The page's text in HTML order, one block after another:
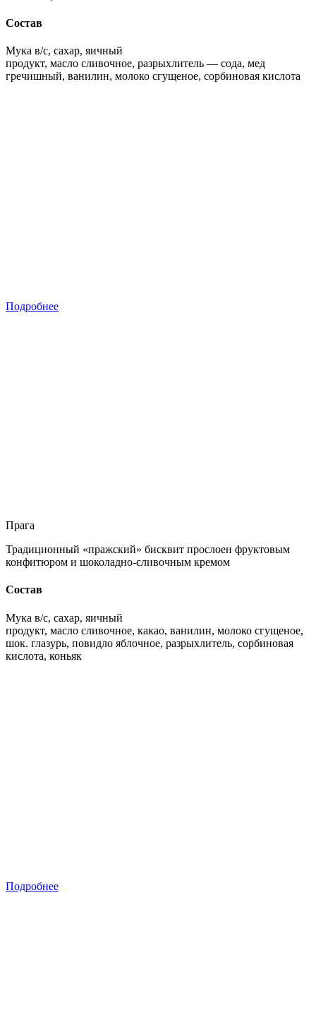
Состав
Мука в/с, сахар, яичный
продукт, масло сливочное, разрыхлитель — сода, мед
гречишный, ванилин, молоко сгущеное, сорбиновая кислота
Подробнее
Прага
Традиционный «пражский» бисквит прослоен фруктовым
конфитюром и шоколадно-сливочным кремом
Состав
Мука в/с, сахар, яичный
продукт, масло сливочное, какао, ванилин, молоко сгущеное,
шок. глазурь, повидло яблочное, разрыхлитель, сорбиновая
кислота, коньяк
Подробнее